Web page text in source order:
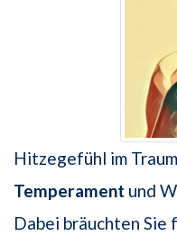
Hitzegefühl im
Temperament und
Dabei bräuchten Sie